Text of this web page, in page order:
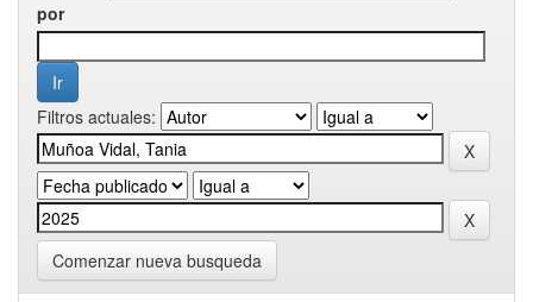
por
Filtros actuales:
Comenzar nueva busqueda